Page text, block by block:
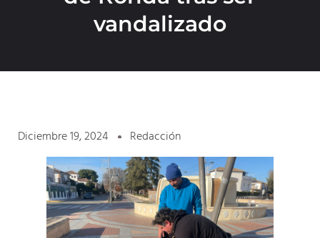
vandalizado
Diciembre 19, 2024 Redacción